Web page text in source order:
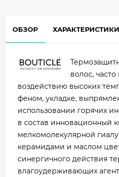
ОБЗОР ХАРАКТЕРИСТИКИ
волос,
воздействию высоких
феном, укладке,
использовании горячих
в состав инновационный
мелкомолекулярной
керамидами и маслом
синергичного действия
влагоудерживающих